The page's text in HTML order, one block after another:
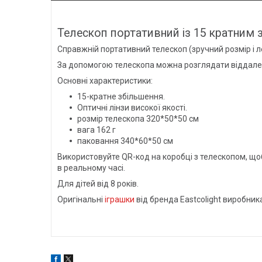
Телескоп портативний із 15 кратним
Справжній портативний телескоп (зручний розмір і
За допомогою телескопа можна розглядати
Основні характеристики:
15-кратне збільшення.
Оптичні лінзи високої якості.
розмір телескопа 320*50*50 см
вага 162 г
паковання 340*60*50 см
Використовуйте QR-код на коробці з телескопом,
в реальному часі.
Для дітей від 8 років.
Оригінальні іграшки від бренда Eastcolight